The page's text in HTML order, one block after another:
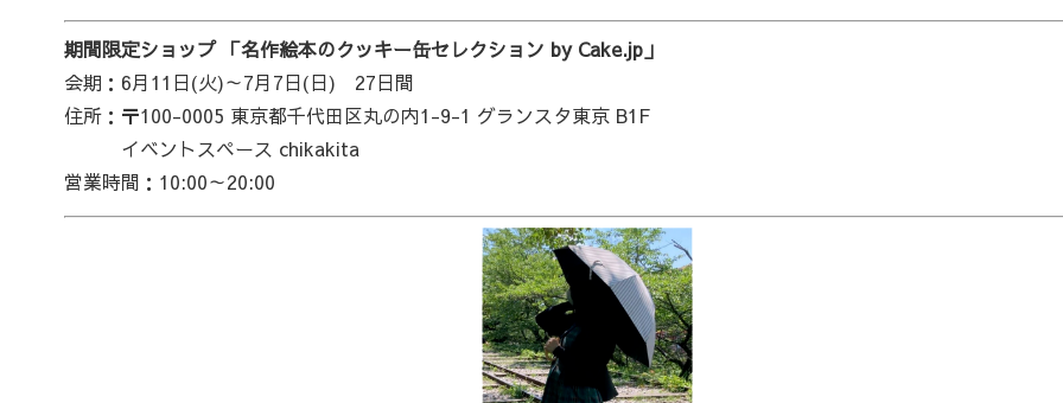
期間限定ショップ 「名作絵本のクッキー缶セレクション by Cake.jp」
会期：6月11日(火)～7月7日(日) 27日間
住所：〒100-0005 東京都千代田区丸の内1-9-1 グランスタ東京 B1F
イベントスペース chikakita
営業時間：10:00～20:00